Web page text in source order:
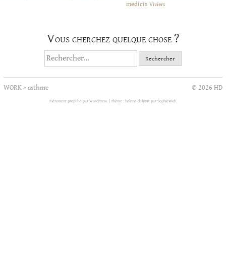
medicis Viviers
Vous cherchez quelque chose ?
Rechercher :
WORK>asthme © 2026 HD
Fièrement propulsé par WordPress. Thème : helene-delprat par SophieWeb.